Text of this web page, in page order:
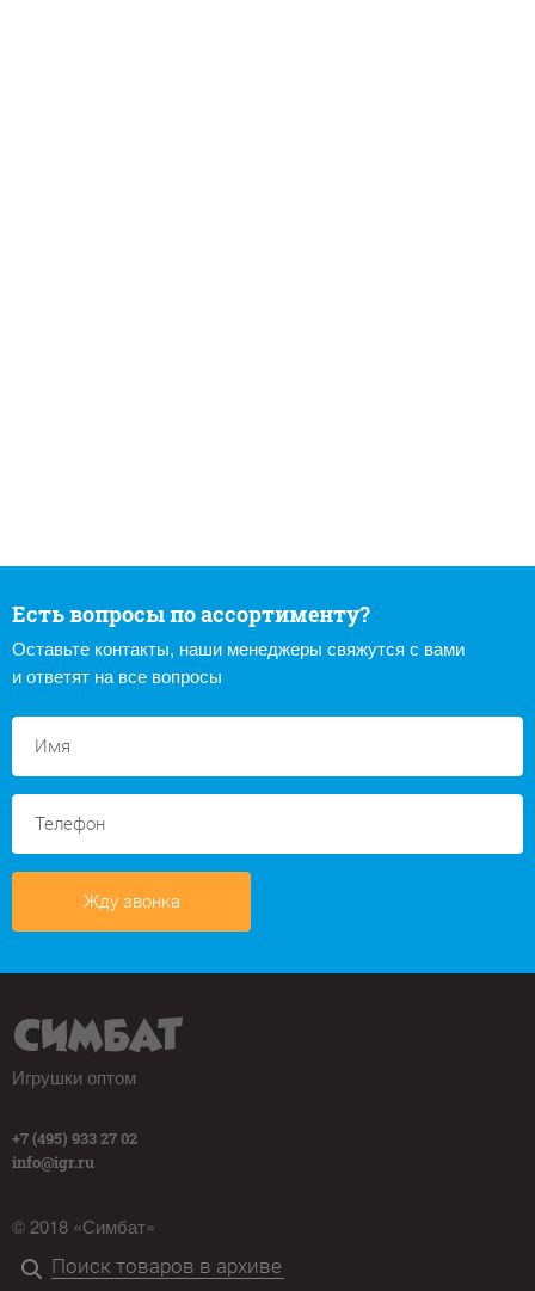
Есть вопросы по ассортименту?
Оставьте контакты, наши менеджеры свяжутся с вами
и ответят на все вопросы
Жду звонка
Игрушки оптом
+7 (495) 933 27 02
info@igr.ru
© 2018 «Симбат»